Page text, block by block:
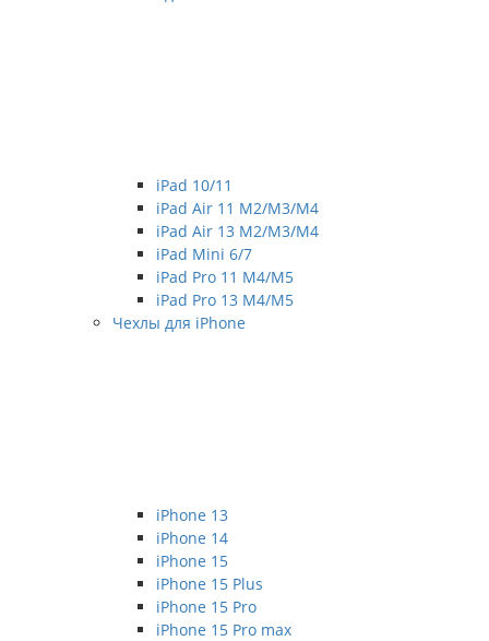
iPad 10/11
iPad Air 11 M2/M3/M4
iPad Air 13 M2/M3/M4
iPad Mini 6/7
iPad Pro 11 M4/M5
iPad Pro 13 M4/M5
Чехлы для iPhone
iPhone 13
iPhone 14
iPhone 15
iPhone 15 Plus
iPhone 15 Pro
iPhone 15 Pro max